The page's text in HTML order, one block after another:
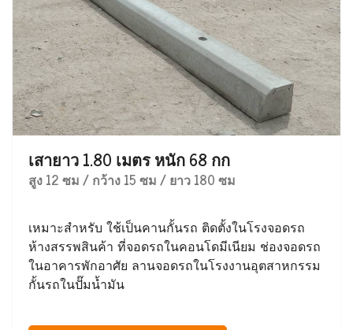
เสายาว 1.80 เมตร หนัก 68 กก
สูง 12 ซม / กว้าง 15 ซม / ยาว 180 ซม
เหมาะสำหรับ ใช้เป็นคานกั้นรถ ติดตั้งในโรงจอดรถ
ห้างสรรพสินค้า ที่จอดรถในคอนโดมีเนียม ช่องจอดรถ
ในอาคารพักอาศัย ลานจอดรถในโรงงานอุตสาหกรรม
กั้นรถในปั๊มน้ำมัน